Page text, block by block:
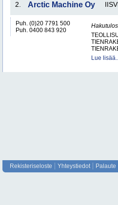
2. Arctic Machine Oy
Puh. (0)20 7791 500
Puh. 0400 843 920
Lue lisää..
Rekisteriseloste Yhteystiedot Palaute